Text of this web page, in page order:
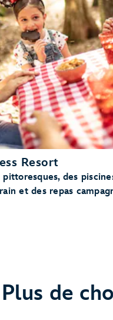
Resort
des
et des repas
Plus de